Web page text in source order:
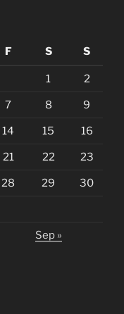
F S S
1 2
7 8 9
14 15 16
21 22 23
28 29 30
Sep »